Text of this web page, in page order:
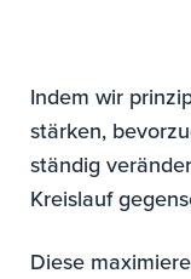
Indem wir
stärken,
ständig
Kreislauf
Diese